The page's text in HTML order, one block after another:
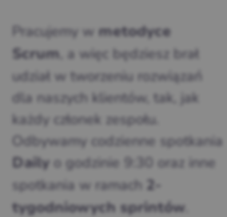
Pracujemy w metodyce
Scrum
, a więc będziesz brał
udział w tworzeniu rozwiązań
dla naszych klientów, tak, jak
każdy członek zespołu.
Odbywamy codzienne spotkania
Daily o godzinie 9:30 oraz inne
spotkania w ramach
tygodniowych sprintów